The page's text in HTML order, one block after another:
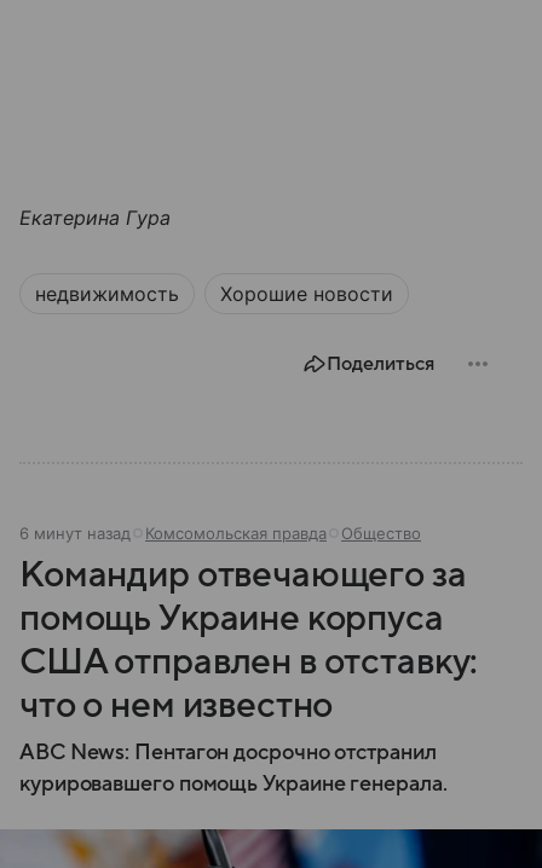
Екатерина Гура
недвижимость Хорошие новости
Поделиться
6 минут назад Комсомольская правда Общество
Командир отвечающего за
помощь Украине корпуса
США отправлен в отставку:
что о нем известно
ABC News: Пентагон досрочно отстранил
курировавшего помощь Украине генерала.